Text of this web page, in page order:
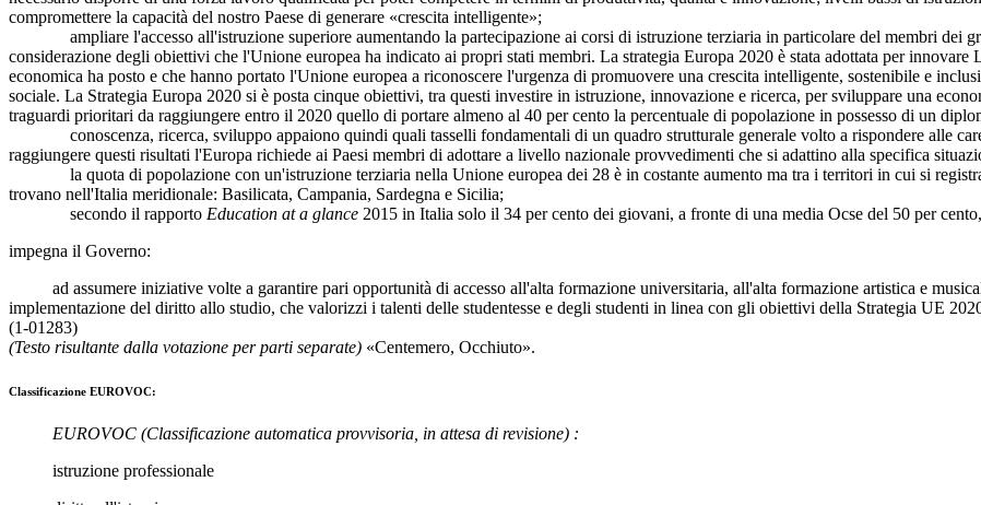
compromettere la capacità del nostro Paese di generare «crescita intelligente»;
ampliare l'accesso all'istruzione superiore aumentando la partecipazione ai corsi di istruzione terziaria in particolare del membri dei
considerazione degli obiettivi che l'Unione europea ha indicato ai propri stati membri. La strategia Europa 2020 è stata adottata per
economica ha posto e che hanno portato l'Unione europea a riconoscere l'urgenza di promuovere una crescita intelligente, sostenibile e
sociale. La Strategia Europa 2020 si è posta cinque obiettivi, tra questi investire in istruzione, innovazione e ricerca, per sviluppare una
traguardi prioritari da raggiungere entro il 2020 quello di portare almeno al 40 per cento la percentuale di popolazione in possesso di un
conoscenza, ricerca, sviluppo appaiono quindi quali tasselli fondamentali di un quadro strutturale generale volto a rispondere alle
raggiungere questi risultati l'Europa richiede ai Paesi membri di adottare a livello nazionale provvedimenti che si adattino alla specifica
la quota di popolazione con un'istruzione terziaria nella Unione europea dei 28 è in costante aumento ma tra i territori in cui si registra
trovano nell'Italia meridionale: Basilicata, Campania, Sardegna e Sicilia;
secondo il rapporto Education at a glance 2015 in Italia solo il 34 per cento dei giovani, a fronte di una media Ocse del 50 per
impegna il Governo:
ad assumere iniziative volte a garantire pari opportunità di accesso all'alta formazione universitaria, all'alta formazione artistica e
implementazione del diritto allo studio, che valorizzi i talenti delle studentesse e degli studenti in linea con gli obiettivi della Strategia UE
(1-01283)
(Testo risultante dalla votazione per parti separate) «Centemero, Occhiuto».
Classificazione EUROVOC:
EUROVOC (Classificazione automatica provvisoria, in attesa di revisione) :
istruzione professionale